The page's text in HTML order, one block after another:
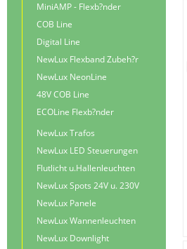
MiniAMP - Flexb?nder
COB Line
Digital Line
NewLux Flexband Zubeh?r
NewLux NeonLine
48V COB Line
ECOLine Flexb?nder
NewLux Trafos
NewLux LED Steuerungen
Flutlicht u.Hallenleuchten
NewLux Spots 24V u. 230V
NewLux Panele
NewLux Wannenleuchten
NewLux Downlight